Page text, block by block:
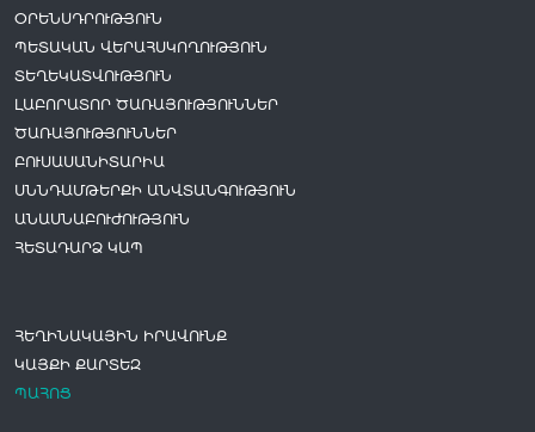
ՕՐԵՆՍԴՐՈՒԹՅՈՒՆ
ՊԵՏԱԿԱՆ ՎԵՐԱՀՍԿՈՂՈՒԹՅՈՒՆ
ՏԵՂԵԿԱՏՎՈՒԹՅՈՒՆ
ԼԱԲՈՐԱՏՈՐ ԾԱՌԱՅՈՒԹՅՈՒՆՆԵՐ
ԾԱՌԱՅՈՒԹՅՈՒՆՆԵՐ
ԲՈՒՍԱՍԱՆԻՏԱՐԻԱ
ՍՆՆԴԱՄԹԵՐՔԻ ԱՆՎՏԱՆԳՈՒԹՅՈՒՆ
ԱՆԱՍՆԱԲՈՒԺՈՒԹՅՈՒՆ
ՀԵՏԱԴԱՐՁ ԿԱՊ
ՀԵՂԻՆԱԿԱՅԻՆ ԻՐԱՎՈՒՆՔ
ԿԱՅՔԻ ՔԱՐՏԵԶ
ՊԱՀՈՑ